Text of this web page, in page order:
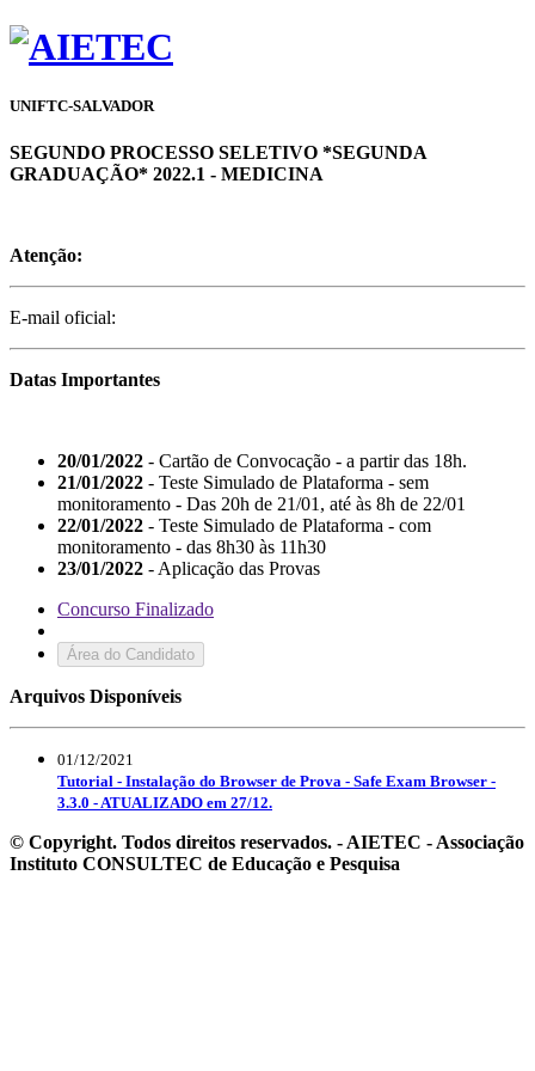
UNIFTC-SALVADOR
SEGUNDO PROCESSO SELETIVO *SEGUNDA
GRADUAÇÃO* 2022.1 - MEDICINA
Atenção:
E-mail oficial:
Datas Importantes
20/01/2022 - Cartão de Convocação - a partir das 18h.
21/01/2022 - Teste Simulado de Plataforma - sem
monitoramento - Das 20h de 21/01, até às 8h de 22/01
22/01/2022 - Teste Simulado de Plataforma - com
monitoramento - das 8h30 às 11h30
23/01/2022 - Aplicação das Provas
Concurso Finalizado
Área do Candidato
Arquivos Disponíveis
01/12/2021
Tutorial - Instalação do Browser de Prova - Safe Exam Browser -
3.3.0 - ATUALIZADO em 27/12.
© Copyright. Todos direitos reservados. - AIETEC - Associação
Instituto CONSULTEC de Educação e Pesquisa